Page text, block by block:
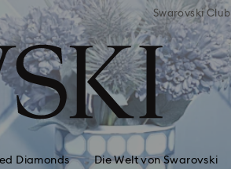
Kostenloser Standardversand ab 99 EUR
Swarovski Club
Diamonds Die Welt von Swarovski